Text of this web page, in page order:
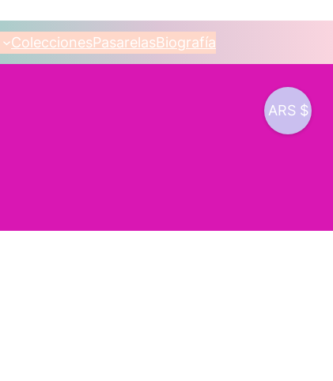
ColeccionesPasarelasBiografía
ARS $